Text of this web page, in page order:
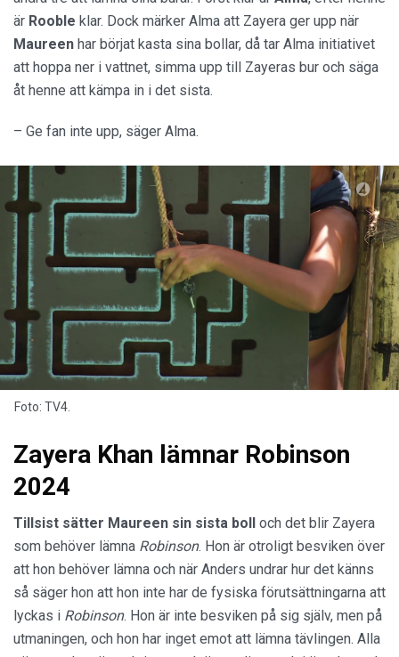
är Rooble klar. Dock märker Alma att Zayera ger upp när
Maureen har börjat kasta sina bollar, då tar Alma initiativet
att hoppa ner i vattnet, simma upp till Zayeras bur och säga
åt henne att kämpa in i det sista.
– Ge fan inte upp, säger Alma.
Foto: TV4.
Zayera Khan lämnar Robinson
2024
Tillsist sätter Maureen sin sista boll och det blir Zayera
som behöver lämna Robinson. Hon är otroligt besviken över
att hon behöver lämna och när Anders undrar hur det känns
så säger hon att hon inte har de fysiska förutsättningarna att
lyckas i Robinson. Hon är inte besviken på sig själv, men på
utmaningen, och hon har inget emot att lämna tävlingen. Alla